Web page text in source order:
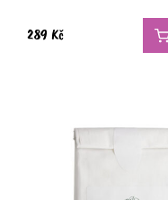
289 Kč